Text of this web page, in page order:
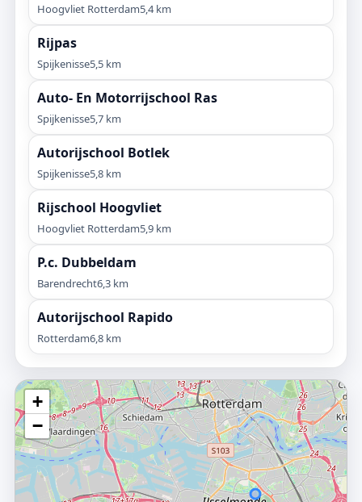
Hoogvliet Rotterdam5,4 km
Rijpas
Spijkenisse5,5 km
Auto- En Motorrijschool Ras
Spijkenisse5,7 km
Autorijschool Botlek
Spijkenisse5,8 km
Rijschool Hoogvliet
Hoogvliet Rotterdam5,9 km
P.c. Dubbeldam
Barendrecht6,3 km
Autorijschool Rapido
Rotterdam6,8 km
+
−